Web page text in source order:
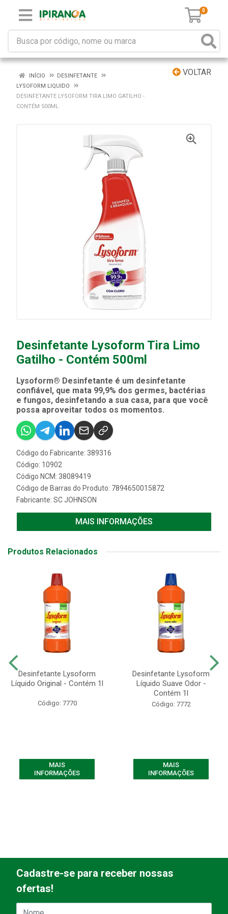
0
VOLTAR
INÍCIO
DESINFETANTE
LYSOFORM LIQUIDO
DESINFETANTE LYSOFORM TIRA LIMO GATILHO -
CONTÉM 500ML
Desinfetante Lysoform Tira Limo
Gatilho - Contém 500ml
Lysoform® Desinfetante é um desinfetante
confiável, que mata 99,9% dos germes, bactérias
e fungos, desinfetando a sua casa, para que você
possa aproveitar todos os momentos.
Código do Fabricante: 389316
Código: 10902
Código NCM: 38089419
Código de Barras do Produto: 7894650015872
Fabricante: SC JOHNSON
MAIS INFORMAÇÕES
Produtos Relacionados
Desinfetante Lysoform
Líquido Original - Contém 1l
Código: 7770
MAIS
INFORMAÇÕES
Desinfetante Lysoform
Líquido Suave Odor -
Contém 1l
Código: 7772
MAIS
INFORMAÇÕES
Cadastre-se para receber nossas
ofertas!